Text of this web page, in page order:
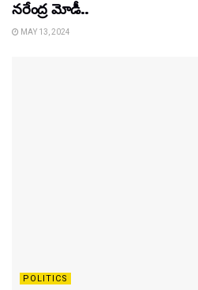
నరేంద్ర మోడీ..
MAY 13, 2024
POLITICS